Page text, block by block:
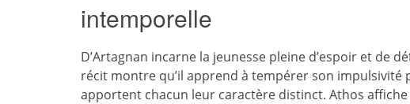
intemporelle
D’Artagnan incarne la jeunesse pleine d’espoir et de
récit montre qu’il apprend à tempérer son impulsivité
apportent chacun leur caractère distinct. Athos